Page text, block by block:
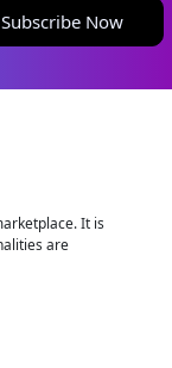
Subscribe Now
It is
are